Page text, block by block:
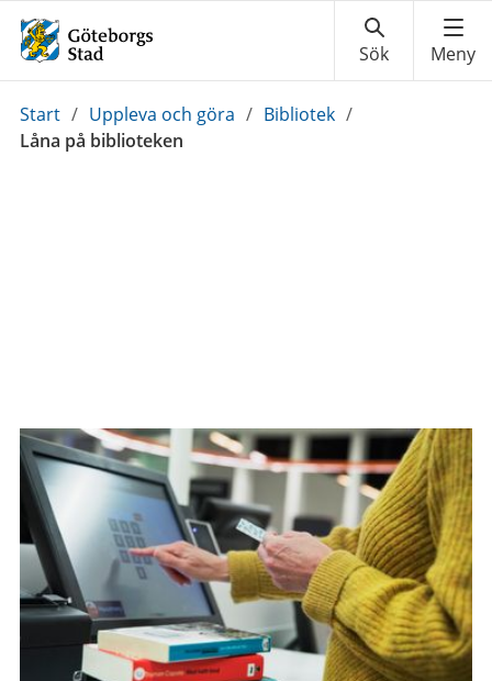
Du
är
Start / Uppleva och göra / Bibliotek /
Låna på biblioteken